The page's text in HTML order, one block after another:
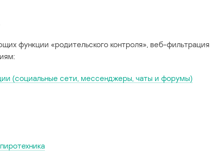
функции «родительского контроля», веб-фильтрация
(социальные сети, мессенджеры, чаты и форумы)